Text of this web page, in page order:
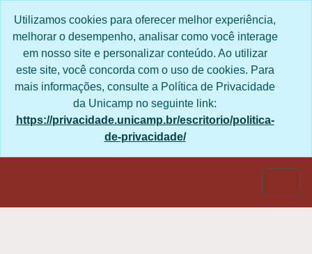
Utilizamos cookies para oferecer melhor experiência,
melhorar o desempenho, analisar como você interage
em nosso site e personalizar conteúdo. Ao utilizar
este site, você concorda com o uso de cookies. Para
mais informações, consulte a Política de Privacidade
da Unicamp no seguinte link:
https://privacidade.unicamp.br/escritorio/politica-
de-privacidade/